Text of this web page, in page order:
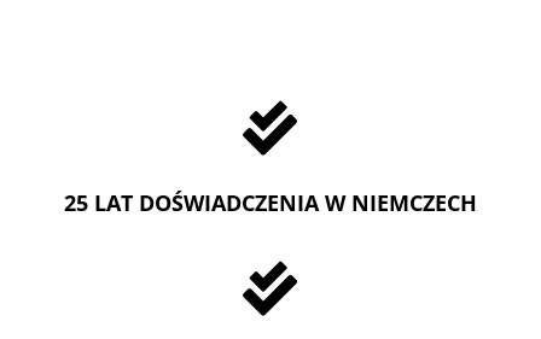

25 LAT DOŚWIADCZENIA W NIEMCZECH
